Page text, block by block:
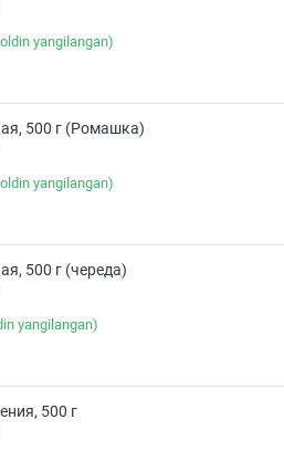
yangilangan)
500 г (Ромашка)
yangilangan)
500 г (череда)
yangilangan)
500 г